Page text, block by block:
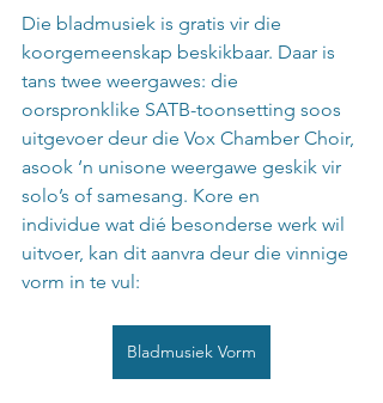
Die bladmusiek is gratis vir die
koorgemeenskap beskikbaar. Daar is
tans twee weergawes: die
oorspronklike SATB-toonsetting soos
uitgevoer deur die Vox Chamber Choir,
asook ‘n unisone weergawe geskik vir
solo’s of samesang. Kore en
individue wat dié besonderse werk wil
uitvoer, kan dit aanvra deur die vinnige
vorm in te vul:
Bladmusiek Vorm